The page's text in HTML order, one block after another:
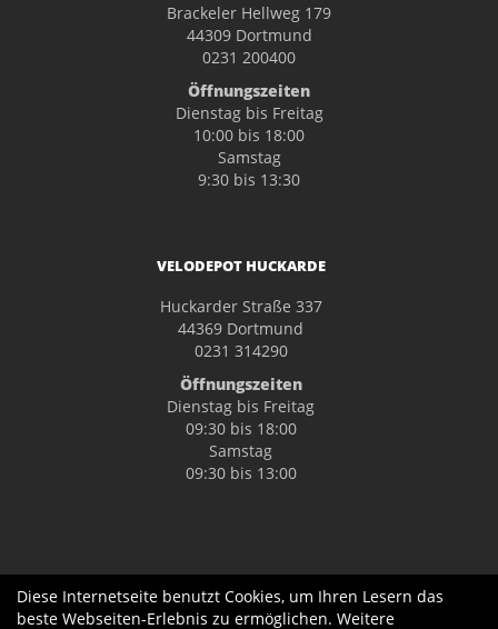
Brackeler Hellweg 179
44309 Dortmund
0231 200400
Öffnungszeiten
Dienstag bis Freitag
10:00 bis 18:00
Samstag
9:30 bis 13:30
VELODEPOT HUCKARDE
Huckarder Straße 337
44369 Dortmund
0231 314290
Öffnungszeiten
Dienstag bis Freitag
09:30 bis 18:00
Samstag
09:30 bis 13:00
Diese Internetseite benutzt Cookies, um Ihren Lesern das
beste Webseiten-Erlebnis zu ermöglichen. Weitere